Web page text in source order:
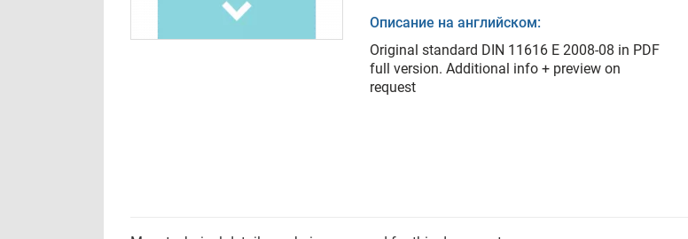
Описание на английском:
Original standard DIN 11616 E 2008-08 in PDF
full version. Additional info + preview on
request